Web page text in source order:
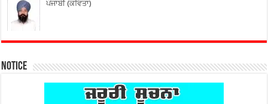
ਪੰਜਾਬੀ (ਕਵਿਤਾ)
Notice